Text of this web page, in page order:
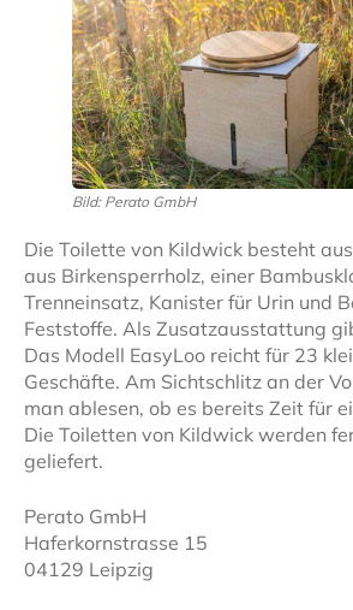
Bild: Perato GmbH
Die Toilette von Kildwick besteht
aus Birkensperrholz, einer
Trenneinsatz, Kanister für Urin und
Feststoffe. Als Zusatzausstattung
Das Modell EasyLoo reicht für 23
Geschäfte. Am Sichtschlitz an der
man ablesen, ob es bereits Zeit für
Die Toiletten von Kildwick werden
geliefert.
Perato GmbH
Haferkornstrasse 15
04129 Leipzig